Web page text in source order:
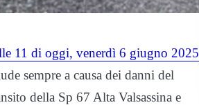
11 di oggi, venerdì 6 giugno 2025
sempre a causa dei danni del
della Sp 67 Alta Valsassina e